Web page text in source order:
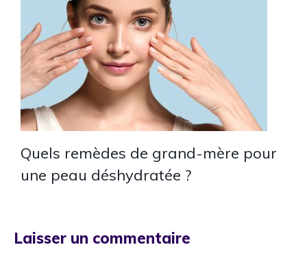
Quels remèdes de grand-mère pour
une peau déshydratée ?
Laisser un commentaire